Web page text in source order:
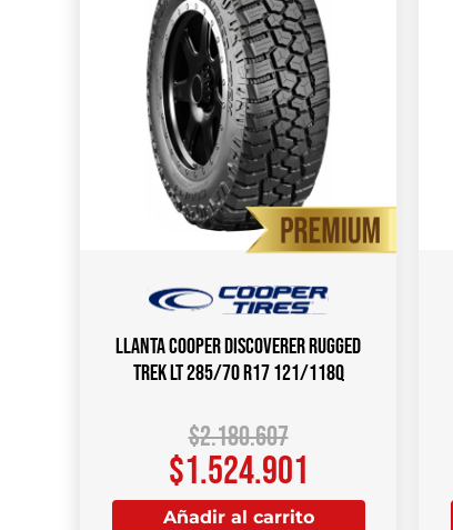
Llanta COOPER DISCOVERER RUGGED
TREK LT 285/70 R17 121/118Q
$2.180.607
$1.524.901
Añadir al carrito